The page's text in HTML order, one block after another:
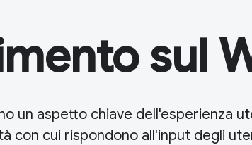
sul
un aspetto chiave dell'esperienza
con cui rispondono all'input degli